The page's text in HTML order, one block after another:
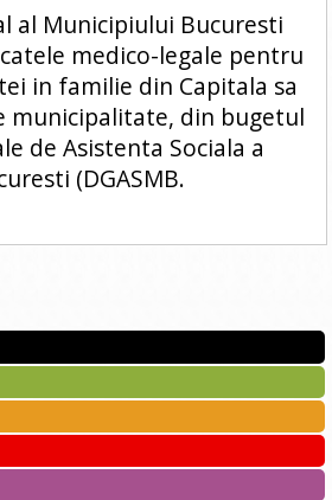
al Municipiului Bucuresti
medico-legale pentru
in familie din Capitala sa
municipalitate, din bugetul
de Asistenta Sociala a
(DGASMB.